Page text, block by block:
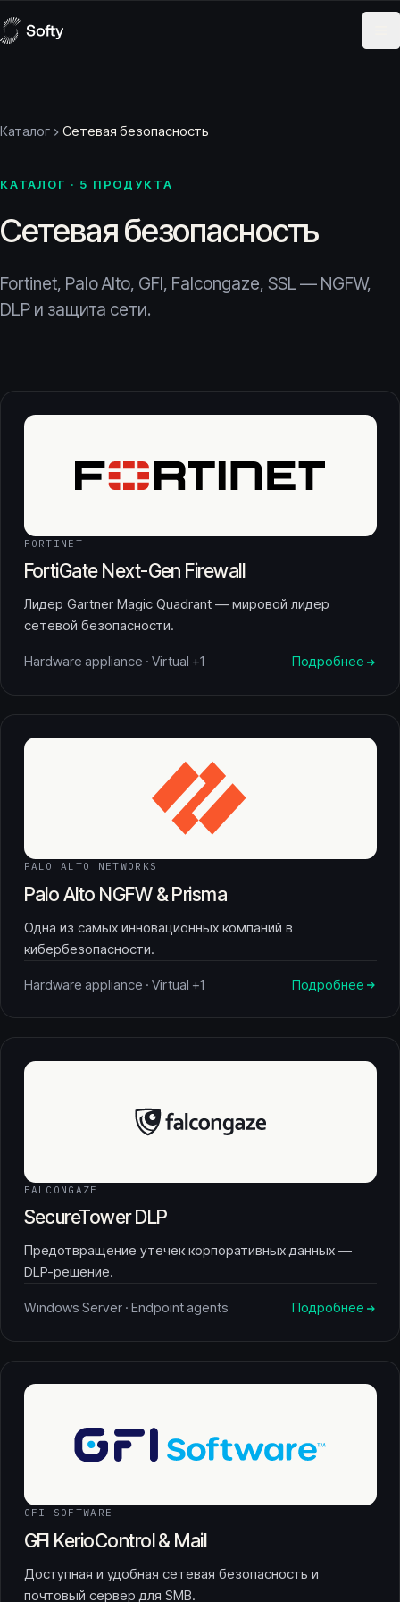
Каталог Сетевая безопасность
КАТАЛОГ · 5 ПРОДУКТА
Сетевая безопасность
Fortinet, Palo Alto, GFI, Falcongaze, SSL — NGFW,
DLP и защита сети.
FORTINET
FortiGate Next-Gen Firewall
Лидер Gartner Magic Quadrant — мировой лидер
сетевой безопасности.
Hardware appliance · Virtual +1 Подробнее
PALO ALTO NETWORKS
Palo Alto NGFW & Prisma
Одна из самых инновационных компаний в
кибербезопасности.
Hardware appliance · Virtual +1 Подробнее
FALCONGAZE
SecureTower DLP
Предотвращение утечек корпоративных данных —
DLP-решение.
Windows Server · Endpoint agents Подробнее
GFI SOFTWARE
GFI KerioControl & Mail
Доступная и удобная сетевая безопасность и
почтовый сервер для SMB.